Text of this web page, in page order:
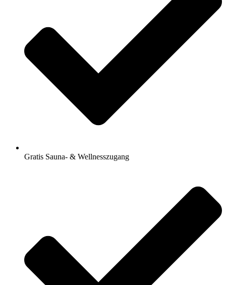
Gratis Sauna- & Wellnesszugang